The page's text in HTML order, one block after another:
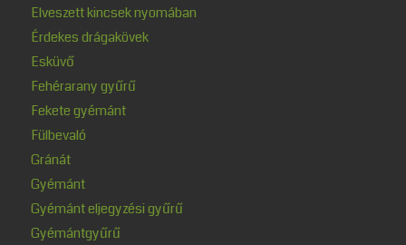
Elveszett kincsek nyomában
Érdekes drágakövek
Esküvő
Fehérarany gyűrű
Fekete gyémánt
Fülbevaló
Gránát
Gyémánt
Gyémánt eljegyzési gyűrű
Gyémántgyűrű